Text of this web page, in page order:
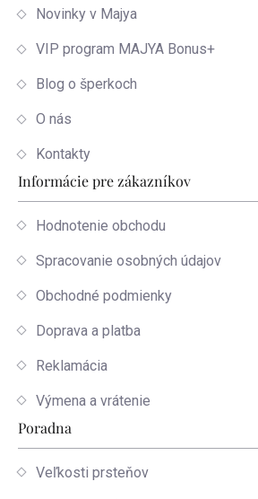
Novinky v Majya
VIP program MAJYA Bonus+
Blog o šperkoch
O nás
Kontakty
Informácie pre zákazníkov
Hodnotenie obchodu
Spracovanie osobných údajov
Obchodné podmienky
Doprava a platba
Reklamácia
Výmena a vrátenie
Poradna
Veľkosti prsteňov